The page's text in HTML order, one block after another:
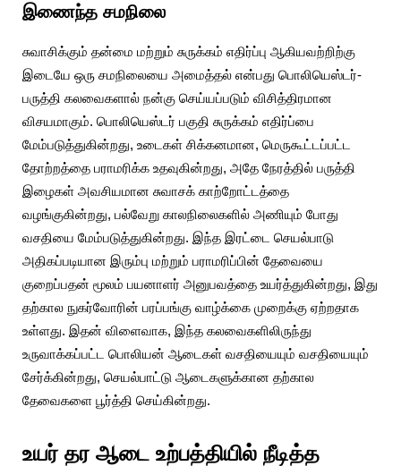
இணைந்த சமநிலை
சுவாசிக்கும் தன்மை மற்றும் சுருக்கம் எதிர்ப்பு ஆகியவற்றிற்கு
இடையே ஒரு சமநிலையை அமைத்தல் என்பது பொலியெஸ்டர்-
பருத்தி கலவைகளால் நன்கு செய்யப்படும் விசித்திரமான
விசயமாகும். பொலியெஸ்டர் பகுதி சுருக்கம் எதிர்ப்பை
மேம்படுத்துகின்றது, உடைகள் சிக்கனமான, மெருகூட்டப்பட்ட
தோற்றத்தை பராமரிக்க உதவுகின்றது, அதே நேரத்தில் பருத்தி
இழைகள் அவசியமான சுவாசக் காற்றோட்டத்தை
வழங்குகின்றது, பல்வேறு காலநிலைகளில் அணியும் போது
வசதியை மேம்படுத்துகின்றது. இந்த இரட்டை செயல்பாடு
அதிகப்படியான இரும்பு மற்றும் பராமரிப்பின் தேவையை
குறைப்பதன் மூலம் பயனாளர் அனுபவத்தை உயர்த்துகின்றது, இது
தற்கால நுகர்வோரின் பரப்பங்கு வாழ்க்கை முறைக்கு ஏற்றதாக
உள்ளது. இதன் விளைவாக, இந்த கலவைகளிலிருந்து
உருவாக்கப்பட்ட பொலியன் ஆடைகள் வசதியையும் வசதியையும்
சேர்க்கின்றது, செயல்பாட்டு ஆடைகளுக்கான தற்கால
தேவைகளை பூர்த்தி செய்கின்றது.
உயர் தர ஆடை உற்பத்தியில் நீடித்த